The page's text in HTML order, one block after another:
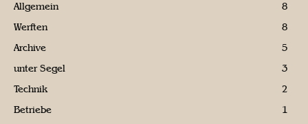
Allgemein
8
Werften
8
Archive
5
unter Segel
3
Technik
2
Betriebe
1